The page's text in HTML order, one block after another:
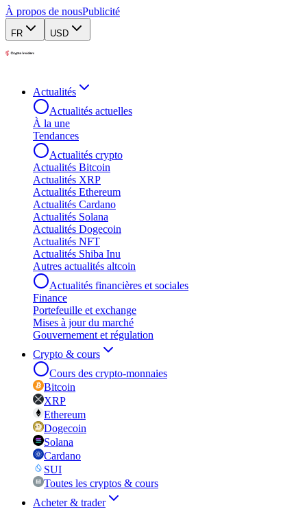
À propos de nousPublicité
FR USD
Actualités
Actualités actuelles
À la une
Tendances
Actualités crypto
Actualités Bitcoin
Actualités XRP
Actualités Ethereum
Actualités Cardano
Actualités Solana
Actualités Dogecoin
Actualités NFT
Actualités Shiba Inu
Autres actualités altcoin
Actualités financières et sociales
Finance
Portefeuille et exchange
Mises à jour du marché
Gouvernement et régulation
Crypto & cours
Cours des crypto-monnaies
Bitcoin
XRP
Ethereum
Dogecoin
Solana
Cardano
SUI
Toutes les cryptos & cours
Acheter & trader